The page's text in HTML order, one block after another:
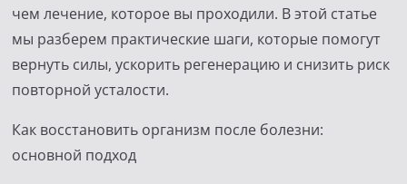
чем лечение, которое вы проходили. В этой статье
мы разберем практические шаги, которые помогут
вернуть силы, ускорить регенерацию и снизить риск
повторной усталости.
Как восстановить организм после болезни:
основной подход